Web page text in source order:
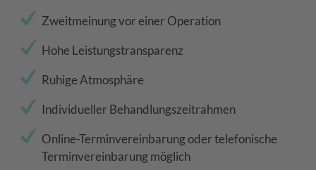
Zweitmeinung vor einer Operation
Hohe Leistungstransparenz
Ruhige Atmosphäre
Individueller Behandlungszeitrahmen
Online-Terminvereinbarung oder telefonische
Terminvereinbarung möglich